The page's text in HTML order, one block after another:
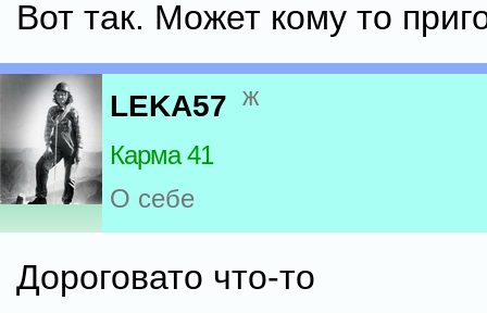
Вот так. Может кому то
LEKA57 ж
Карма 41
О себе
Дороговато что-то